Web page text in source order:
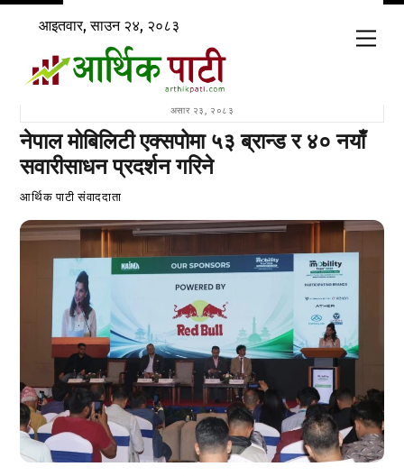
Skip
content
आइतवार, साउन २४, २०८३
असार २३, २०८३
नेपाल मोबिलिटी एक्सपोमा ५३ ब्रान्ड र ४० नयाँ
सवारीसाधन प्रदर्शन गरिने
आर्थिक पाटी संवाददाता